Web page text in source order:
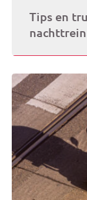
Tips en
nachttrein